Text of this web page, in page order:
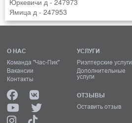
Ямица д - 247953
О НАС
Команда "Час-Пик"
Вакансии
Контакты
УСЛУГИ
Риэлтерские услуги
Дополнительные
услуги
ОТЗЫВЫ
Оставить отзыв